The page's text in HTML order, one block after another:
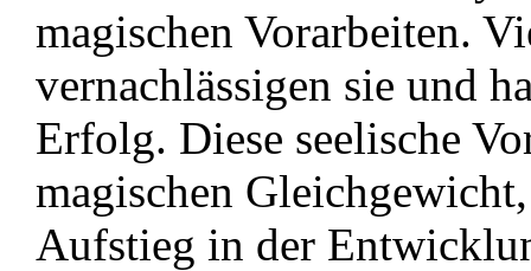
magischen Vorarbeiten.
vernachlässigen sie und
Erfolg. Diese seelische
magischen
Aufstieg in der